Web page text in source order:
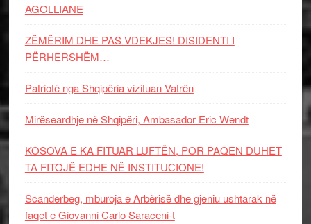
AGOLLIANE
ZËMËRIM DHE PAS VDEKJES! DISIDENTI I
PËRHERSHËM…
Patriotë nga Shqipëria vizituan Vatrën
Mirëseardhje në Shqipëri, Ambasador Eric Wendt
KOSOVA E KA FITUAR LUFTËN, POR PAQEN DUHET
TA FITOJË EDHE NË INSTITUCIONE!
Scanderbeg, mburoja e Arbërisë dhe gjeniu ushtarak në
faqet e Giovanni Carlo Saraceni-t